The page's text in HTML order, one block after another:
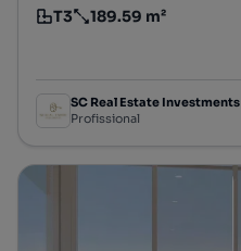
Tipologia
T3
Preço por metro quadrado
189.59 m²
SC Real Estate Investments
Profissional